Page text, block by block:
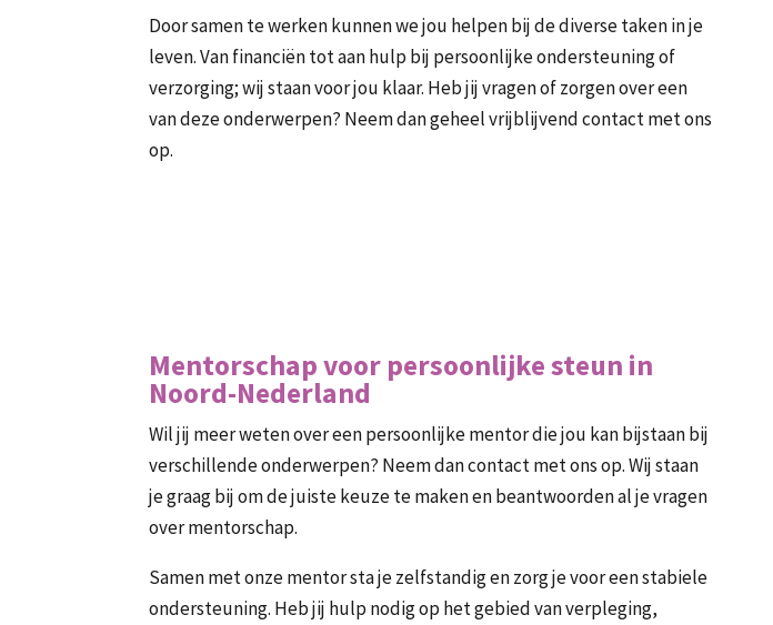
Door samen te werken kunnen we jou helpen bij de diverse taken in je
leven. Van financiën tot aan hulp bij persoonlijke ondersteuning of
verzorging; wij staan voor jou klaar. Heb jij vragen of zorgen over een
van deze onderwerpen? Neem dan geheel vrijblijvend contact met ons
op.
Mentorschap voor persoonlijke steun in
Noord-Nederland
Wil jij meer weten over een persoonlijke mentor die jou kan bijstaan bij
verschillende onderwerpen? Neem dan contact met ons op. Wij staan
je graag bij om de juiste keuze te maken en beantwoorden al je vragen
over mentorschap.
Samen met onze mentor sta je zelfstandig en zorg je voor een stabiele
ondersteuning. Heb jij hulp nodig op het gebied van verpleging,